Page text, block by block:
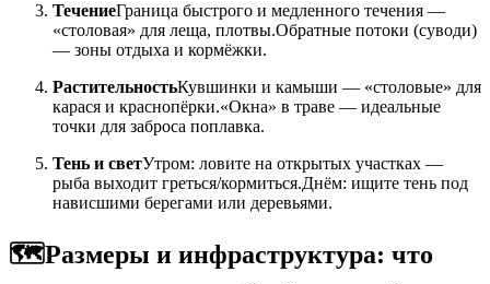
ТечениеГраница быстрого и медленного течения —
«столовая» для леща, плотвы.Обратные потоки (суводи)
— зоны отдыха и кормёжки.
РастительностьКувшинки и камыши — «столовые» для
карася и краснопёрки.«Окна» в траве — идеальные
точки для заброса поплавка.
Тень и светУтром: ловите на открытых участках —
рыба выходит греться/кормиться.Днём: ищите тень под
нависшими берегами или деревьями.
🗺️Размеры и инфраструктура: что